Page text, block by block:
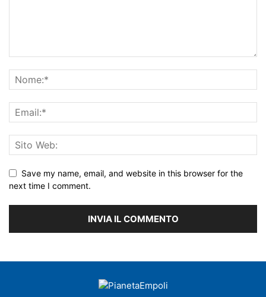
Save my name, email, and website in this browser for the
next time I comment.